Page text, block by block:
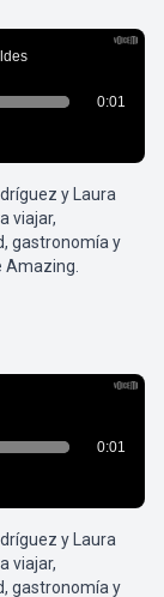
y Laura
viajar,
gastronomía y
Amazing.
y Laura
viajar,
gastronomía y